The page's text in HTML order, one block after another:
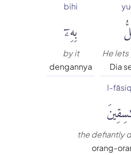
He lets
Dia
bihi
بِهِۦٓ
by it
dengannya
l-
the defiantly
orang-